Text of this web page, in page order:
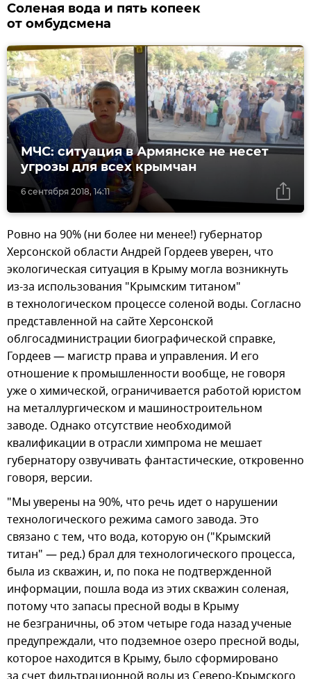
Соленая вода и пять копеек
от омбудсмена
6 сентября 2018, 14:11
МЧС: ситуация в Армянске не несет
угрозы для всех крымчан
Ровно на 90% (ни более ни менее!) губернатор
Херсонской области Андрей Гордеев уверен, что
экологическая ситуация в Крыму могла возникнуть
из-за использования "Крымским титаном"
в технологическом процессе соленой воды. Согласно
представленной на сайте Херсонской
облгосадминистрации биографической справке,
Гордеев — магистр права и управления. И его
отношение к промышленности вообще, не говоря
уже о химической, ограничивается работой юристом
на металлургическом и машиностроительном
заводе. Однако отсутствие необходимой
квалификации в отрасли химпрома не мешает
губернатору озвучивать фантастические, откровенно
говоря, версии.
"Мы уверены на 90%, что речь идет о нарушении
технологического режима самого завода. Это
связано с тем, что вода, которую он ("Крымский
титан" — ред.) брал для технологического процесса,
была из скважин, и, по пока не подтвержденной
информации, пошла вода из этих скважин соленая,
потому что запасы пресной воды в Крыму
не безграничны, об этом четыре года назад ученые
предупреждали, что подземное озеро пресной воды,
которое находится в Крыму, было сформировано